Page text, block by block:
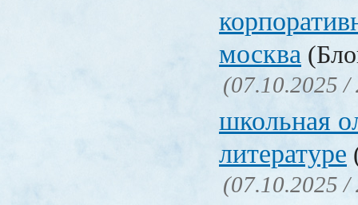
москва
(07.10.2025 /
школьная
литературе
(07.10.2025 /